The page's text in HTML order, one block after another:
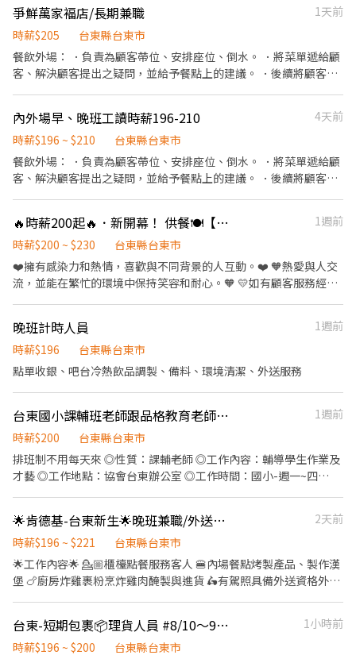
負責結帳、收銀等工作。 餐飲內場： ．擔任廚師的助手，處理烹飪
前與烹飪中之準備工作與其他餐廳相關事務。 ．負責洗、剝、削、
切各種食材。 ．負責清理工作環境、設備和餐具。 ．準備不同餐點
所需要的食材。 ．協助測量食材的容量與重量。 ．負責擺盤、打包
爭鮮萬家褔店/長期兼職
1天前
時薪$205
台東縣台東市
餐飲外場： ．負責為顧客帶位、安排座位、倒水。 ．將菜單遞給顧
客、解決顧客提出之疑問，並給予餐點上的建議。 ．後續將顧客點
負責結帳、收銀等工作。 餐飲內場： ．擔任廚師的助手，處理烹飪
前與烹飪中之準備工作與其他餐廳相關事務。 ．負責洗、剝、削、
切各種食材。 ．負責清理工作環境、設備和餐具。 ．準備不同餐點
所需要的食材。 ．協助測量食材的容量與重量。 ．負責擺盤、打包
內外場早、晚班工讀時薪196-210
4天前
時薪$196 ~ $210
台東縣台東市
餐飲外場： ．負責為顧客帶位、安排座位、倒水。 ．將菜單遞給顧
客、解決顧客提出之疑問，並給予餐點上的建議。 ．後續將顧客點
負責結帳、收銀等工作。 餐飲內場： ．擔任廚師的助手，處理烹飪
前與烹飪中之準備工作與其他餐廳相關事務。 ．負責洗、剝、削、
切各種食材。 ．負責清理工作環境、設備和餐具。 ．準備不同餐點
所需要的食材。 ．協助測量食材的容量與重量。 ．負責擺盤、打包
🔥時薪200起🔥．新開幕！ 供餐🍽️【瓦城-台東秀泰店】外場兼職服務人員
1週前
時薪$200 ~ $230
台東縣台東市
❤️擁有感染力和熱情，喜歡與不同背景的人互動。❤️ 🧡熱愛與人交
流，並能在繁忙的環境中保持笑容和耐心。🧡 💛如有顧客服務經驗
供優質的用餐環境。 - 專業介紹餐點，同時善於銷售，提升餐廳業
績 【上班時間/休假制度】 - 依營運需求彈性排班,工作時間面試
詳洽 - 10:00~22:00(兩頭班、中間休2～3小時) 【薪資福利】
多樣化菜色員工餐💙 💙本人憑員工證享有集團員工用餐優惠💙
晚班計時人員
1週前
時薪$196
台東縣台東市
點單收銀、吧台冷熱飲品調製、備料、環境清潔、外送服務
台東國小課輔班老師跟品格教育老師 協會接送司機或協會助理
1週前
時薪$200
台東縣台東市
排班制不用每天來 ◎性質：課輔老師 ◎工作內容：輔導學生作業及
才藝 ◎工作地點：協會台東辦公室 ◎工作時間：國小-週一~四
學校(較遠學校有專車接送) ◎期限/時間：週一至週五約
7:30am~8:40am(每堂約30~40分，需提早集合) ◎條件：熱情不害
羞、善教學、能進行課室管理者。 排班制不用每天來 ◎性質：課輔
老師 ◎工作內容：接送參與協會活動的小孩 ◎工作地點：協會辦公
🌟肯德基-台東新生🌟晚班兼職/外送人員
2天前
時薪$196 ~ $221
台東縣台東市
🌟工作內容🌟 💁🏼櫃檯點餐服務客人 🍔內場餐點烤製產品、製作漢
堡 🍗廚房炸雞裹粉烹炸雞肉醃製與進貨 🛵有駕照具備外送資格外送
台東-短期包裹📦理貨人員 #8/10～9/24
1小時前
時薪$196 ~ $200
台東縣台東市